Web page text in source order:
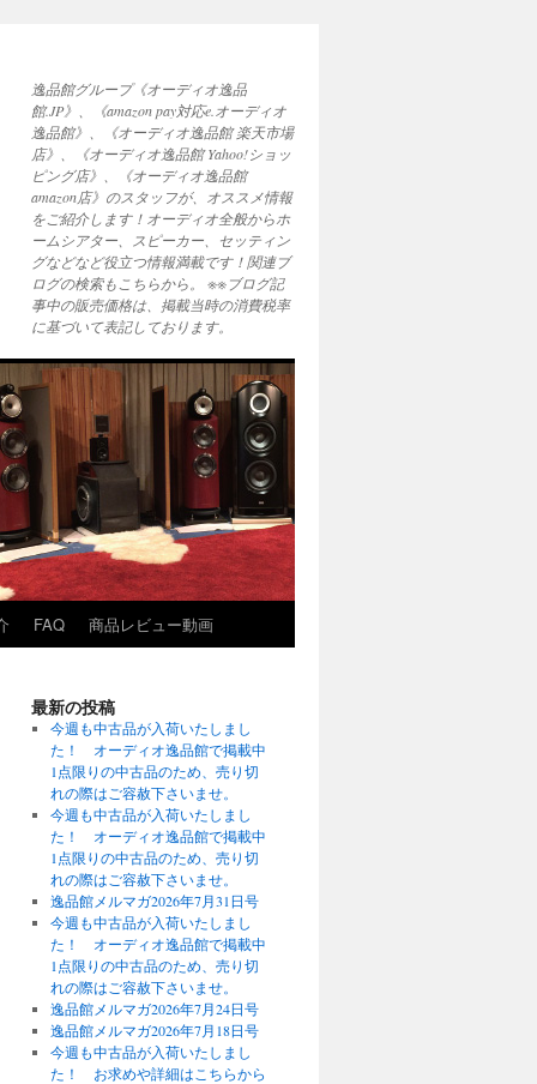
逸品館グループ《オーディオ逸品
館.JP》、《amazon pay対応e.オーディオ
逸品館》、《オーディオ逸品館 楽天市場
店》、《オーディオ逸品館 Yahoo!ショッ
ピング店》、《オーディオ逸品館
amazon店》のスタッフが、オススメ情報
をご紹介します！オーディオ全般からホ
ームシアター、スピーカー、セッティン
グなどなど役立つ情報満載です！関連ブ
ログの検索もこちらから。 ※※ブログ記
事中の販売価格は、掲載当時の消費税率
に基づいて表記しております。
FAQ 商品レビュー動画
最新の投稿
今週も中古品が入荷いたしまし
た！ オーディオ逸品館で掲載中
1点限りの中古品のため、売り切
れの際はご容赦下さいませ。
今週も中古品が入荷いたしまし
た！ オーディオ逸品館で掲載中
1点限りの中古品のため、売り切
れの際はご容赦下さいませ。
逸品館メルマガ2026年7月31日号
今週も中古品が入荷いたしまし
た！ オーディオ逸品館で掲載中
1点限りの中古品のため、売り切
れの際はご容赦下さいませ。
逸品館メルマガ2026年7月24日号
逸品館メルマガ2026年7月18日号
今週も中古品が入荷いたしまし
た！ お求めや詳細はこちらから